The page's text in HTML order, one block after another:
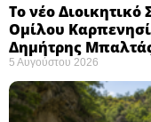
Το νέο
Ομίλου
Δημήτρης
5 Αυγούστου 2026